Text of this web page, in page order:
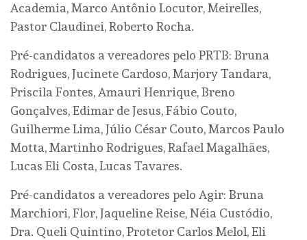
Academia, Marco Antônio Locutor, Meirelles,
Pastor Claudinei, Roberto Rocha.
Pré-candidatos a vereadores pelo PRTB: Bruna
Rodrigues, Jucinete Cardoso, Marjory Tandara,
Priscila Fontes, Amauri Henrique, Breno
Gonçalves, Edimar de Jesus, Fábio Couto,
Guilherme Lima, Júlio César Couto, Marcos Paulo
Motta, Martinho Rodrigues, Rafael Magalhães,
Lucas Eli Costa, Lucas Tavares.
Pré-candidatos a vereadores pelo Agir: Bruna
Marchiori, Flor, Jaqueline Reise, Néia Custódio,
Dra. Queli Quintino, Protetor Carlos Melol, Eli